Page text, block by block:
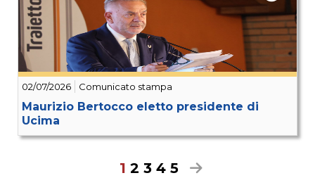
02/07/2026 Comunicato stampa
Maurizio Bertocco eletto presidente di
Ucima
1 2 3 4 5